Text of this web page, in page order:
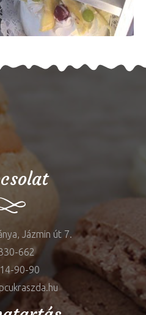
Jázmin út 7.
662
90-90